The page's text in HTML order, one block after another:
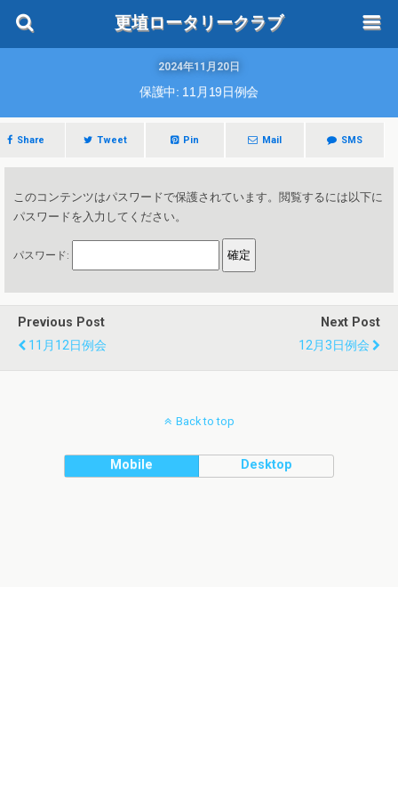
更埴ロータリークラブ
2024年11月20日
保護中: 11月19日例会
Share Tweet Pin Mail SMS
このコンテンツはパスワードで保護されています。閲覧するには以下に
パスワードを入力してください。
パスワード:
Previous Post
11月12日例会
Next Post
12月3日例会
Back to top
Mobile Desktop